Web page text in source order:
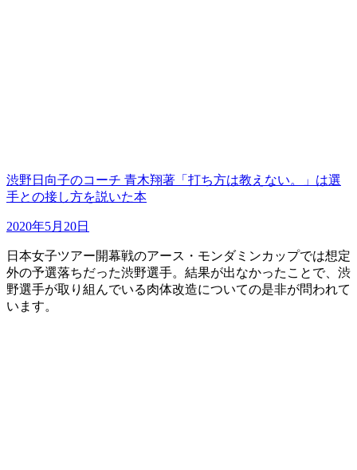
渋野日向子のコーチ 青木翔著「打ち方は教えない。」は選
手との接し方を説いた本
2020年5月20日
日本女子ツアー開幕戦のアース・モンダミンカップでは想定
外の予選落ちだった渋野選手。結果が出なかったことで、渋
野選手が取り組んでいる肉体改造についての是非が問われて
います。